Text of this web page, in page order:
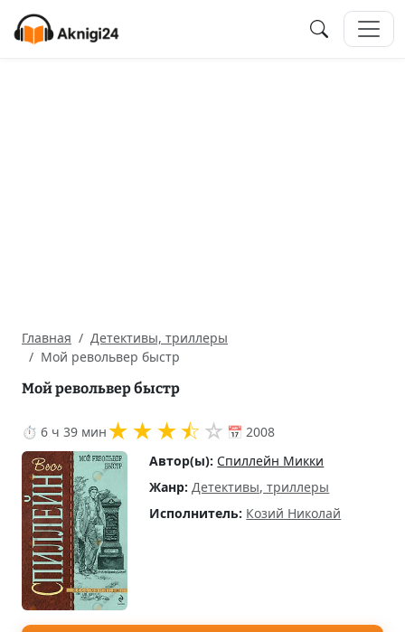
Главная
Детективы, триллеры
Мой револьвер быстр
Мой револьвер быстр
⏱ 6 ч 39 мин★★★⯪ ☆ 📅 2008
Автор(ы): Спиллейн Микки
Жанр: Детективы, триллеры
Исполнитель: Козий Николай